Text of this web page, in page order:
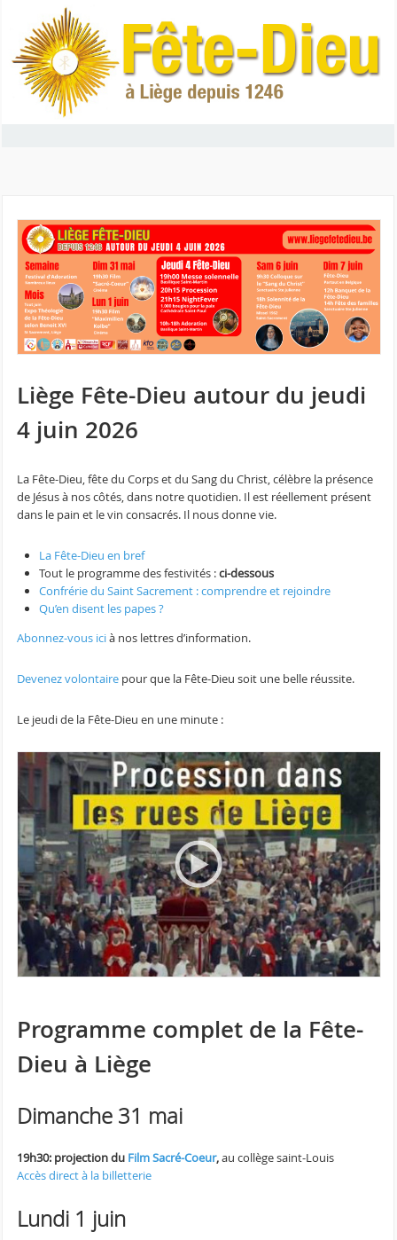
Liège Fête-Dieu autour du jeudi
4 juin 2026
La Fête-Dieu, fête du Corps et du Sang du Christ, célèbre la présence
de Jésus à nos côtés, dans notre quotidien. Il est réellement présent
dans le pain et le vin consacrés. Il nous donne vie.
La Fête-Dieu en bref
Tout le programme des festivités :ci-dessous
Confrérie du Saint Sacrement : comprendre et rejoindre
Qu’en disent les papes ?
Abonnez-vous icià nos lettres d’information.
Devenez volontairepour que la Fête-Dieu soit une belle réussite.
Le jeudi de la Fête-Dieu en une minute :
Programme complet de la Fête-
Dieu à Liège
Dimanche 31 mai
19h30: projection du Film Sacré-Coeur,au collège saint-Louis
Accès direct à la billetterie
Lundi 1 juin